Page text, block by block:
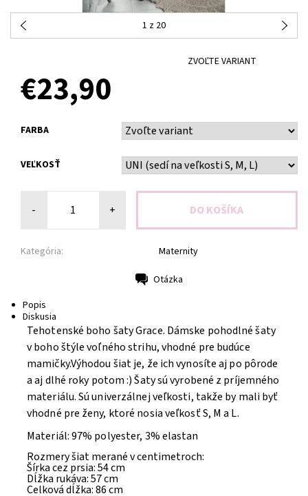
1 z 20
ZVOĽTE VARIANT
€23,90
FARBA
VEĽKOSŤ
- +
Kategória: Maternity
Otázka
Popis
Diskusia
Tehotenské boho šaty Grace. Dámske pohodlné šaty
v boho štýle voľného strihu, vhodné pre budúce
mamičky.Výhodou šiat je, že ich vynosíte aj po pôrode
a aj dlhé roky potom :)Šaty sú vyrobené z príjemného
materiálu. Sú univerzálnej veľkosti, takže by mali byť
vhodné pre ženy, ktoré nosia veľkosť S, M a L.
Materiál: 97% polyester, 3% elastan
Rozmery šiat merané v centimetroch:
Šírka cez prsia: 54 cm
Dĺžka rukáva: 57 cm
Celková dĺžka: 86 cm